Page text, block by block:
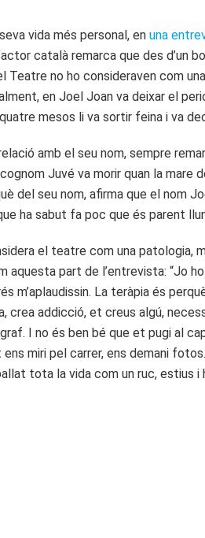
vida més personal, en una
català remarca que des d’un
Teatre no ho consideraven com
en Joel Joan va deixar el
mesos li va sortir feina i va
amb el seu nom, sempre
Juvé va morir quan la
del seu nom, afirma que el nom
ha sabut fa poc que és parent
el teatre com una patologia,
aquesta part de l’entrevista: “Jo
m’aplaudissin. La teràpia és
crea addicció, et creus algú,
I no és ben bé que et pugi al
miri pel carrer, ens demani
tota la vida com un ruc, estius i